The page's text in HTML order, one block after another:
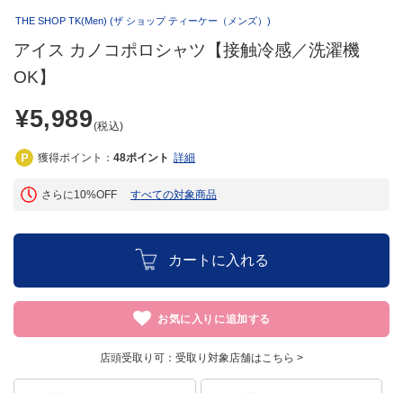
THE SHOP TK(Men) (ザ ショップ ティーケー（メンズ）)
アイス カノコポロシャツ【接触冷感／洗濯機
OK】
¥5,989(税込)
獲得ポイント： 48ポイント 詳細
さらに10%OFF すべての対象商品
カートに入れる
お気に入りに追加する
店頭受取り可： 受取り対象店舗はこちら >